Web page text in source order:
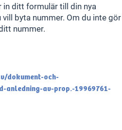
in ditt formulär till din nya
byta nummer. Om du inte gör
nummer.
dokument-och-
anledning-av-prop.-19969761-